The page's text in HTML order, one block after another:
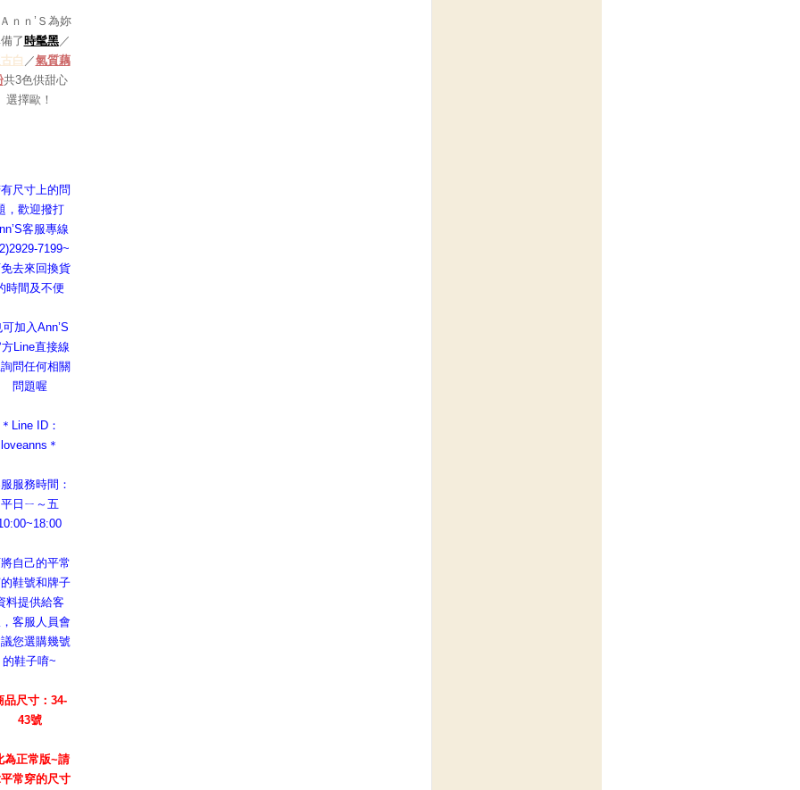
ｎｎ’Ｓ為妳
了時髦黑／
白 ／氣質藕
共3色供甜心
選擇歐！
尺寸上的問
，歡迎撥打
客服專線
7199~
去來回換貨
時間及不便
加入Ann’S
Line直接線
問任何相關
問題喔
＊Line ID：
loveanns＊
服務時間：
平日ㄧ～五
自己的平常
鞋號和牌子
料提供給客
客服人員會
您選購幾號
的鞋子唷~
品尺寸：34-
43號
為正常版~請
常穿的尺寸